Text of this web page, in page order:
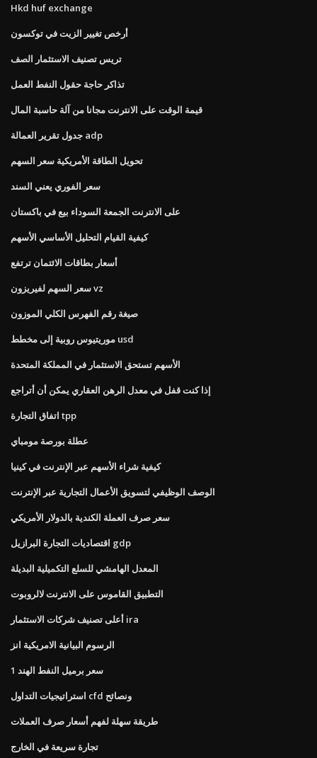
Hkd huf exchange
أرخص تغيير الزيت في توكسون
تريس تصنيف الاستثمار الصف
تذاكر حاجة حقول النفط العمل
قيمة الوقت على الانترنت مجانا من آلة حاسبة المال
جدول تقرير العمالة adp
تحويل الطاقة الأمريكية سعر السهم
سعر الفوري يعني السند
على الانترنت الجمعة السوداء بيع في باكستان
كيفية القيام التحليل الأساسي الأسهم
أسعار بطاقات الائتمان ترتفع
سعر السهم لفيريزون vz
صيغة رقم الفهرس الكلي الموزون
موريتيوس روبية إلى مخطط usd
الأسهم تستحق الاستثمار في المملكة المتحدة
إذا كنت قفل في معدل الرهن العقاري يمكن أن أتراجع
اتفاق التجارة tpp
عطلة بورصة مومباي
كيفية شراء الأسهم عبر الإنترنت في كينيا
الوصف الوظيفي لتسويق الأعمال التجارية عبر الإنترنت
سعر صرف العملة الكندية بالدولار الأمريكي
اقتصاديات التجارة البرازيل gdp
المعدل الهامشي للسلع التكميلية البديلة
التطبيق القاموس على الانترنت لالروبوت
أعلى تصنيف شركات الاستثمار ira
الرسوم البيانية الامريكية انز
1 سعر برميل النفط الهند
استراتيجيات التداول cfd ونصائح
طريقة سهلة لفهم أسعار صرف العملات
تجارة سريعة في الخارج